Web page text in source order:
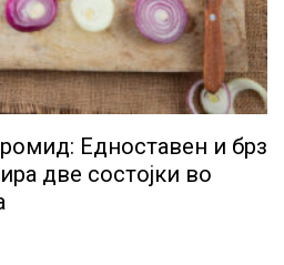
Едноставен и брз
две состојки во